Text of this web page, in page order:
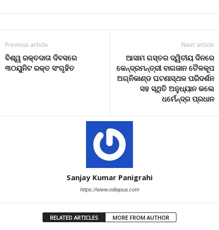
Previous article
ବିଶ୍ୱ ରକ୍ତଦାତା ଦିବସରେ
୩୦ୟୁନିଟ ରକ୍ତ ସଂଗୃହିତ
Next article
ଆସାମ ଗସ୍ତର ଦ୍ୱିତୀୟ ଦିନରେ
କେନ୍ଦ୍ରମନ୍ତ୍ରୀ ବାଗଜାନ ତୈଳକୂପ
ଅଗ୍ନିକାଣ୍ଡ ଘଟଣାସ୍ଥଳ ପରିଦର୍ଶନ
ସହ ସ୍ଥିତି ଅନୁଧ୍ୟାନ କଲେ
ଧର୍ମେନ୍ଦ୍ର ପ୍ରଧାନ
Sanjay Kumar Panigrahi
https://www.odiapua.com
RELATED ARTICLES MORE FROM AUTHOR